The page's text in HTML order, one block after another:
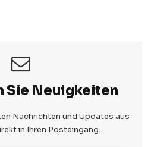
Sie Neuigkeiten
Nachrichten und Updates aus
in Ihren Posteingang.